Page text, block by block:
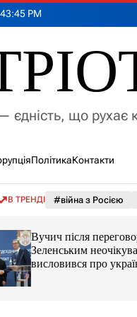
43:46 PM
що рухає
ПолітикаКонтакти
В ТРЕНДІ #війна з Росією
Вучич після переговорів із
неочікувано
про українські